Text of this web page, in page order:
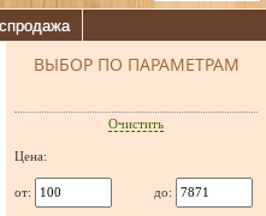
ВЫБОР ПО ПАРАМЕТРАМ
Очистить
Цена:
от: до: